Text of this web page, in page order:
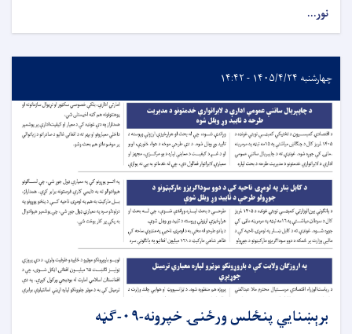
نور...
چهارشنبه ۱۴۰۵/۴/۲۴ - ۱۴:۴۲
برېښنایي پنځلس ورځنۍ خپرونه-۰۹-ګڼه